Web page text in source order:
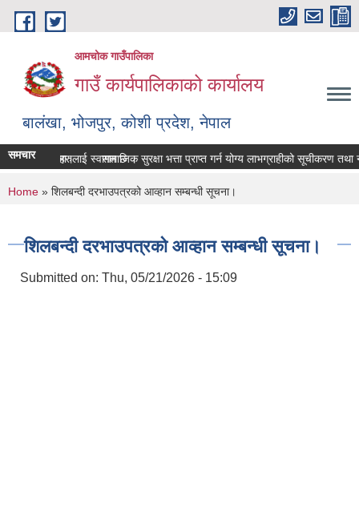
Skip to main content
आमचोक गाउँपालिका
गाउँ कार्यपालिकाको कार्यालय
बालंखा, भोजपुर, कोशी प्रदेश, नेपाल
मा यहाँहरुलाई स्वागत छ ।
समचार
गर्ने सम्बन्धमा। सामाजिक सुरक्षा भत्ता प्राप्‍त गर्न योग्य लाभग्राहीको सूचीकरण तथा
You are here
Home » शिलबन्दी दरभाउपत्रको आव्हान सम्बन्धी सूचना।
शिलबन्दी दरभाउपत्रको आव्हान सम्बन्धी सूचना।
Submitted on: Thu, 05/21/2026 - 15:09